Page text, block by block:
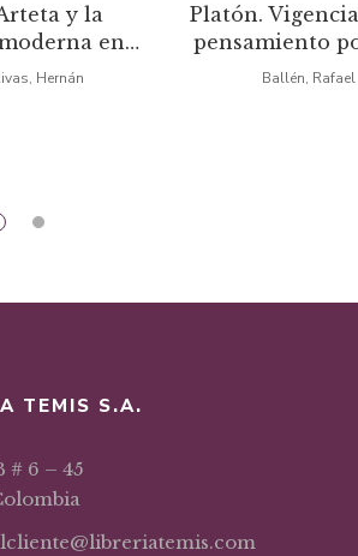
y la
en
( M. J. 4 )
precio
original
precio
actual
Hernán
Platón.
pensamiento
precio
Ballén, Rafael
TEMIS S.A.
# 6 – 45